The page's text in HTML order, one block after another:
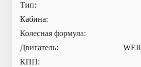
Тип:
Кабина:
Колесная формула:
Двигатель:
КПП: